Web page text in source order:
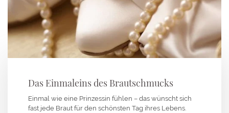
Das Einmaleins des Brautschmucks
Einmal wie eine Prinzessin fühlen – das wünscht sich
fast jede Braut für den schönsten Tag ihres Lebens.